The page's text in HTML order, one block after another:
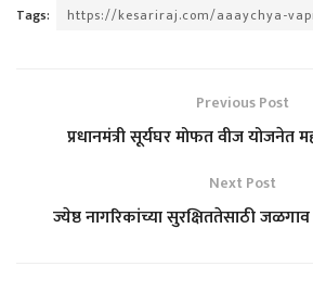
Tags: https://kesariraj.com/aaaychya-
Previous Post
प्रधानमंत्री सूर्यघर मोफत वीज योजनेत
Next Post
ज्येष्ठ नागरिकांच्या सुरक्षिततेसाठी